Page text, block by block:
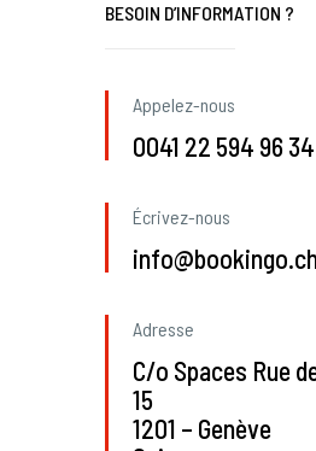
BESOIN D’INFORMATION ?
Appelez-nous
0041 22 594 96 34
Écrivez-nous
Adresse
C/o Spaces Rue
15
1201 – Genève